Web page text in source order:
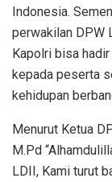
Indonesia.
perwakilan DPW
Kapolri bisa
kepada peserta
kehidupan
Menurut Ketua
M.Pd
LDII, Kami turut